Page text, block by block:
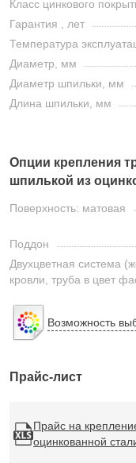
Класс цинкового
Гарантия , лет
Температура
Диаметр, мм
Диаметр шпильки, мм
Длина шпильки, мм
Опции крепления
шпилькой из
Поверхность: матовая
Поддон
Двухцветная система
кровли, труба в цвет
Возможность
Прайс-лист
Прайс на
оцинкованной